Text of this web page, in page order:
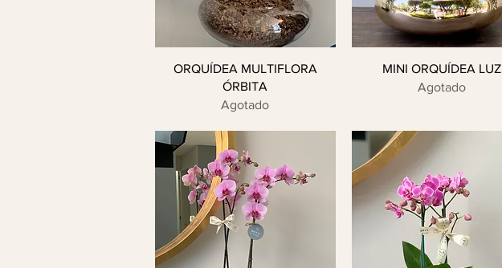
ORQUÍDEA MULTIFLORA
ÓRBITA
Agotado
MINI ORQUÍDEA LUZ
Agotado